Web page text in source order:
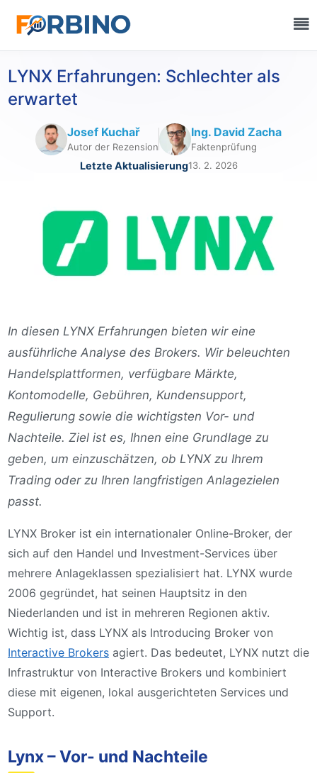
LYNX Erfahrungen: Schlechter als
erwartet
Josef Kuchař
Autor der Rezension
Ing. David Zacha
Faktenprüfung
Letzte Aktualisierung13. 2. 2026
In diesen LYNX Erfahrungen bieten wir eine
ausführliche Analyse des Brokers. Wir beleuchten
Handelsplattformen, verfügbare Märkte,
Kontomodelle, Gebühren, Kundensupport,
Regulierung sowie die wichtigsten Vor- und
Nachteile. Ziel ist es, Ihnen eine Grundlage zu
geben, um einzuschätzen, ob LYNX zu Ihrem
Trading oder zu Ihren langfristigen Anlagezielen
passt.
LYNX Broker ist ein internationaler Online-Broker, der
sich auf den Handel und Investment-Services über
mehrere Anlageklassen spezialisiert hat. LYNX wurde
2006 gegründet, hat seinen Hauptsitz in den
Niederlanden und ist in mehreren Regionen aktiv.
Wichtig ist, dass LYNX als Introducing Broker von
Interactive Brokers agiert. Das bedeutet, LYNX nutzt die
Infrastruktur von Interactive Brokers und kombiniert
diese mit eigenen, lokal ausgerichteten Services und
Support.
Lynx – Vor- und Nachteile